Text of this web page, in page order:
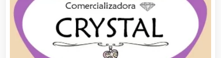
Asesoría Fiscal